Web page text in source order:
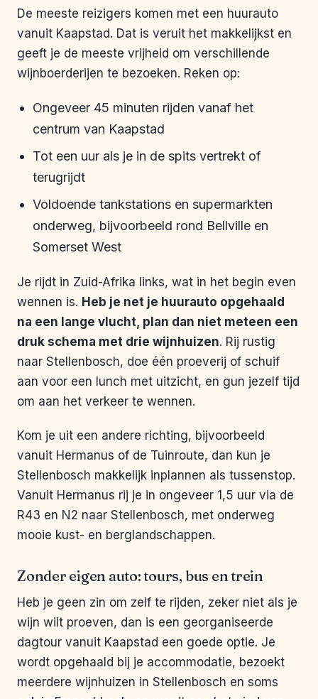
De meeste reizigers komen met een huurauto
vanuit Kaapstad. Dat is veruit het makkelijkst en
geeft je de meeste vrijheid om verschillende
wijnboerderijen te bezoeken. Reken op:
Ongeveer 45 minuten rijden vanaf het
centrum van Kaapstad
Tot een uur als je in de spits vertrekt of
terugrijdt
Voldoende tankstations en supermarkten
onderweg, bijvoorbeeld rond Bellville en
Somerset West
Je rijdt in Zuid-Afrika links, wat in het begin even
wennen is. Heb je net je huurauto opgehaald
na een lange vlucht, plan dan niet meteen een
druk schema met drie wijnhuizen. Rij rustig
naar Stellenbosch, doe één proeverij of schuif
aan voor een lunch met uitzicht, en gun jezelf tijd
om aan het verkeer te wennen.
Kom je uit een andere richting, bijvoorbeeld
vanuit Hermanus of de Tuinroute, dan kun je
Stellenbosch makkelijk inplannen als tussenstop.
Vanuit Hermanus rij je in ongeveer 1,5 uur via de
R43 en N2 naar Stellenbosch, met onderweg
mooie kust- en berglandschappen.
Zonder eigen auto: tours, bus en trein
Heb je geen zin om zelf te rijden, zeker niet als je
wijn wilt proeven, dan is een georganiseerde
dagtour vanuit Kaapstad een goede optie. Je
wordt opgehaald bij je accommodatie, bezoekt
meerdere wijnhuizen in Stellenbosch en soms